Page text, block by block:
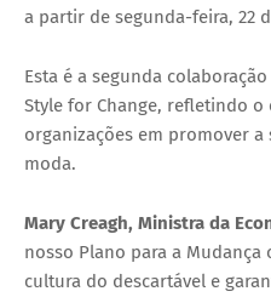
a partir de segunda-feira, 22
Esta é a segunda
Style for Change, refletindo o
organizações em promover
moda.
Mary Creagh, Ministra da
nosso Plano para a Mudança
cultura do descartável e